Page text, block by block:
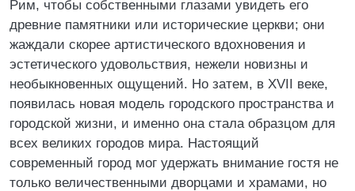
Рим, чтобы собственными глазами увидеть его
древние памятники или исторические церкви; они
жаждали скорее артистического вдохновения и
эстетического удовольствия, нежели новизны и
необыкновенных ощущений. Но затем, в XVII веке,
появилась новая модель городского пространства и
городской жизни, и именно она стала образцом для
всех великих городов мира. Настоящий
современный город мог удержать внимание гостя не
только величественными дворцами и храмами, но